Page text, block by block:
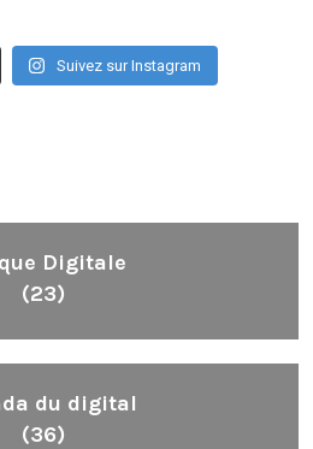
Suivez sur Instagram
Digitale
(23)
du digital
(36)